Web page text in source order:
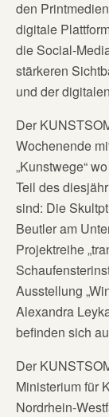
den
digitale
die Social-
stärkeren
und der
Der
Wochenende
„Kunstwege“
Teil des
sind: Die
Beutler am
Projektreihe
Ausstellung
Alexandra
befinden sich
Der
Ministerium für
Nordrhein-